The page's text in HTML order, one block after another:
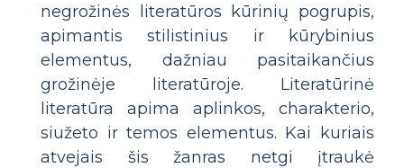
negrožinės literatūros kūrinių pogrupis,
apimantis stilistinius ir kūrybinius
elementus, dažniau pasitaikančius
grožinėje literatūroje. Literatūrinė
literatūra apima aplinkos, charakterio,
siužeto ir temos elementus. Kai kuriais
atvejais šis žanras netgi įtraukė